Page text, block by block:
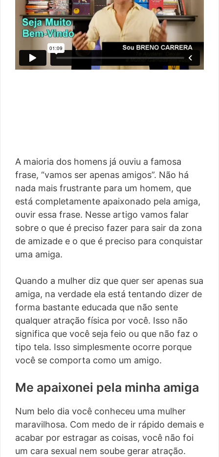
A maioria dos homens já ouviu a famosa
frase, “vamos ser apenas amigos”. Não há
nada mais frustrante para um homem, que
está completamente apaixonado pela amiga,
ouvir essa frase. Nesse artigo vamos falar
sobre o que é preciso fazer para sair da zona
de amizade e o que é preciso para conquistar
uma amiga.
Quando a mulher diz que quer ser apenas sua
amiga, na verdade ela está tentando dizer de
forma bastante educada que não sente
qualquer atração física por você. Isso não
significa que você seja feio ou que não faz o
tipo tela. Isso simplesmente ocorre porque
você se comporta como um amigo.
Me apaixonei pela minha amiga
Num belo dia você conheceu uma mulher
maravilhosa. Com medo de ir rápido demais e
acabar por estragar as coisas, você não foi
um cara sexual nem soube gerar atração.